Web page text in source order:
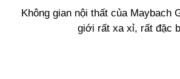
Không gian nội thất của Maybach
giới rất xa xỉ, rất đặc